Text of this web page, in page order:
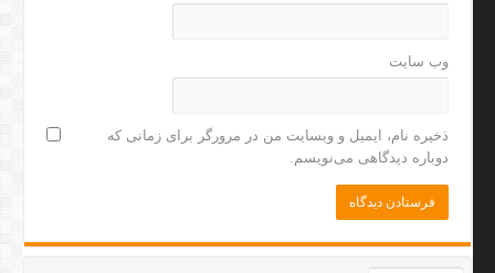
وب‌ سایت
ذخیره نام، ایمیل و وبسایت من در مرورگر برای زمانی که
دوباره دیدگاهی می‌نویسم.